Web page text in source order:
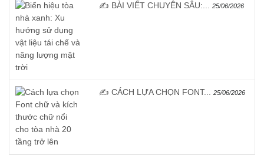
✍️ BÀI VIẾT CHUYÊN SÂU:... 25/06/2026
✍️ CÁCH LỰA CHỌN FONT... 25/06/2026